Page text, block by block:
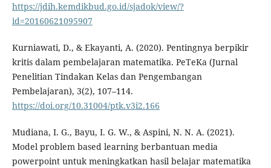
https://jdih.kemdikbud.go.id/sjadok/view/?
id=20160621095907
Kurniawati, D., & Ekayanti, A. (2020). Pentingnya berpikir
kritis dalam pembelajaran matematika. PeTeKa (Jurnal
Penelitian Tindakan Kelas dan Pengembangan
Pembelajaran), 3(2), 107–114.
https://doi.org/10.31004/ptk.v3i2.166
Mudiana, I. G., Bayu, I. G. W., & Aspini, N. N. A. (2021).
Model problem based learning berbantuan media
powerpoint untuk meningkatkan hasil belajar matematika